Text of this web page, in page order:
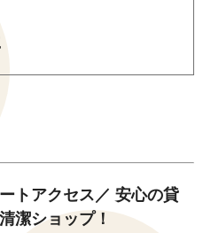
トアクセス／ 安心の貸
潔ショップ！